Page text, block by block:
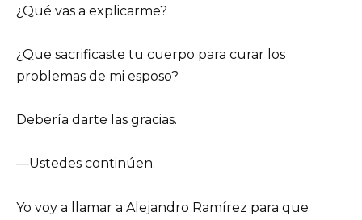
¿Qué vas a explicarme?
¿Que sacrificaste tu cuerpo para curar los
problemas de mi esposo?
Debería darte las gracias.
—Ustedes continúen.
Yo voy a llamar a Alejandro Ramírez para que